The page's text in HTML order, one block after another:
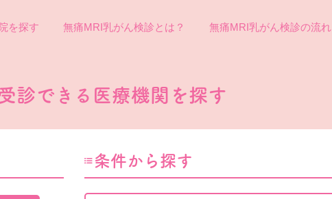
を探す 無痛MRI乳がん検診とは？ 無痛MRI乳がん検診の流れ
診できる医療機関を探す
条件から探す